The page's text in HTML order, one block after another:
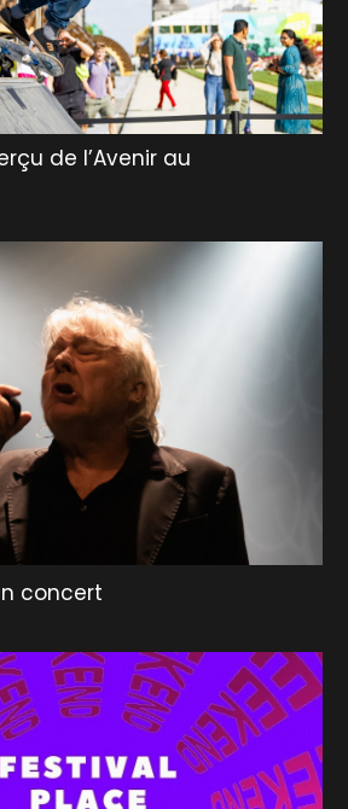
de l’Avenir au
concert